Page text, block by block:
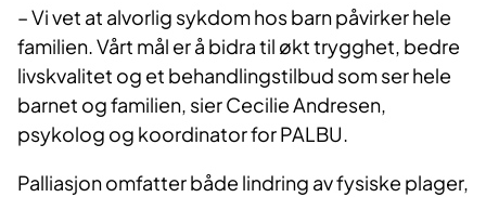
– Vi vet at alvorlig sykdom hos barn påvirker hele
familien. Vårt mål er å bidra til økt trygghet, bedre
livskvalitet og et behandlingstilbud som ser hele
barnet og familien, sier Cecilie Andresen,
psykolog og koordinator for PALBU.
Palliasjon omfatter både lindring av fysiske plager,